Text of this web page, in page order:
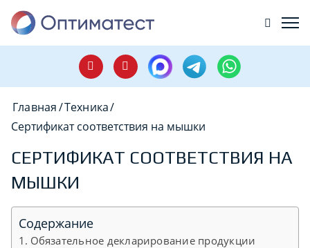
Главная/Техника/
Сертификат соответствия на мышки
СЕРТИФИКАТ СООТВЕТСТВИЯ НА
МЫШКИ
Содержание
Обязательное декларирование продукции